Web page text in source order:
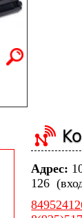
Адрес:
126